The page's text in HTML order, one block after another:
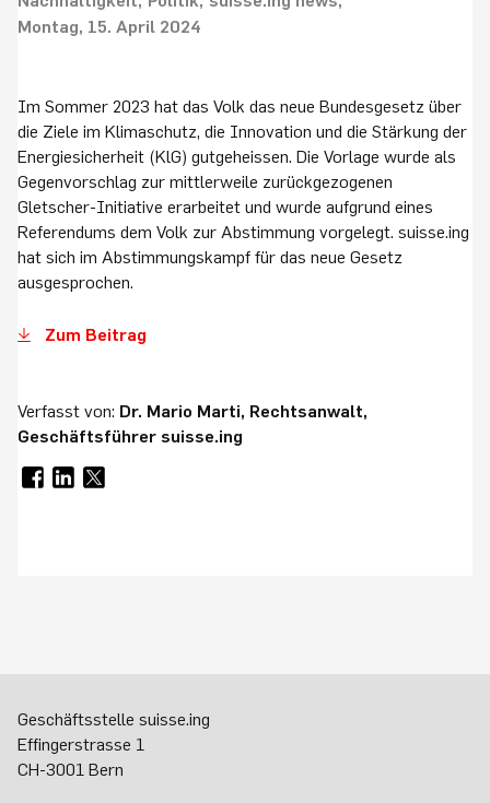
Montag, 15. April 2024
Im Sommer 2023 hat das Volk das neue Bundesgesetz über
die Ziele im Klimaschutz, die Innovation und die Stärkung der
Energiesicherheit (KlG) gutgeheissen. Die Vorlage wurde als
Gegenvorschlag zur mittlerweile zurückgezogenen
Gletscher-Initiative erarbeitet und wurde aufgrund eines
Referendums dem Volk zur Abstimmung vorgelegt. suisse.ing
hat sich im Abstimmungskampf für das neue Gesetz
ausgesprochen.
Zum Beitrag
Verfasst von: Dr. Mario Marti, Rechtsanwalt,
Geschäftsführer suisse.ing
Geschäftsstelle suisse.ing
Effingerstrasse 1
CH-3001 Bern